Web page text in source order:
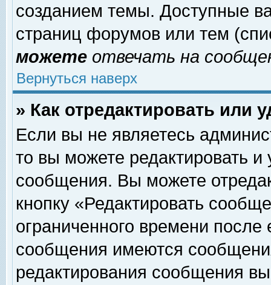
созданием темы. Доступные
страниц форумов или тем
можете отвечать на
Вернуться наверх
» Как отредактировать или
Если вы не являетесь
то вы можете редактировать и
сообщения. Вы можете
кнопку «Редактировать
ограниченного времени
сообщения имеются
редактирования сообщения